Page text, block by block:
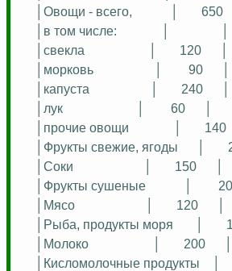
│Овощи - всего,
650
│в том числе:
│свекла
120
│морковь
90
│капуста
240
│лук
60
│прочие овощи
140
│Фрукты свежие, ягоды
│Соки
150
│Фрукты сушеные
20
│Мясо
120
│Рыба, продукты моря
│Молоко
200
│Кисломолочные продукты